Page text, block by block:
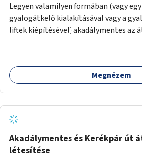
Legyen valamilyen formában (vagy
gyalogátkelő kialakításával vagy a
liftek kiépítésével) akadálymentes az
Megnézem
Akadálymentes és Kerékpár út
létesítése